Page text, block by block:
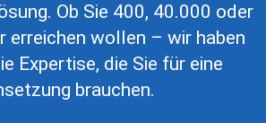
Ob Sie 400, 40.000 oder
erreichen wollen – wir haben
Expertise, die Sie für eine
brauchen.